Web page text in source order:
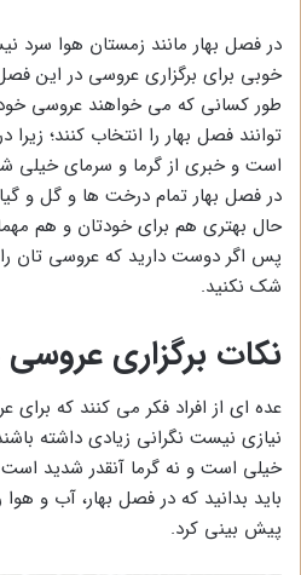
در فصل بهار مانند زمستان هوا سرد
خوبی برای برگزاری عروسی در این
طور کسانی که می خواهند عروسی خود
توانند فصل بهار را انتخاب کنند؛
است و خبری از گرما و سرمای خیلی
در فصل بهار تمام درخت ها و گل و
حال بهتری هم برای خودتان و هم
پس اگر دوست دارید که عروسی تان را
شک نکنید.
نکات برگزاری
عده ای از افراد فکر می کنند که برای
نیازی نیست نگرانی زیادی داشته
خیلی است و نه گرما آنقدر شدید
باید بدانید که در فصل بهار، آب و
پیش بینی کرد.